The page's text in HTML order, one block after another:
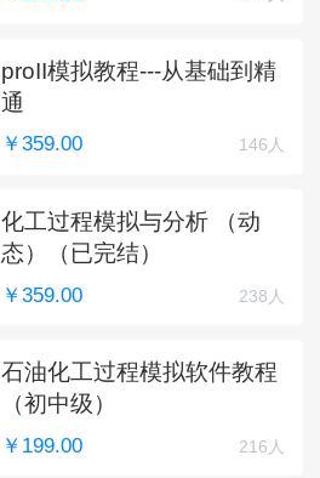
proII模拟教程---从基础到精
通
￥359.00 146人
化工过程模拟与分析 （动
态）（已完结）
￥359.00 238人
石油化工过程模拟软件教程
（初中级）
￥199.00 216人